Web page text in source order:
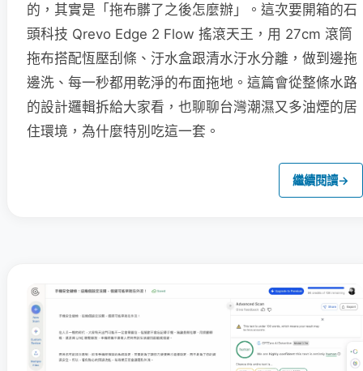
的，其實是「拖布髒了之後怎麼辦」。這次要開箱的石
頭科技 Qrevo Edge 2 Flow 搖滾天王，用 27cm 滾筒
拖布搭配恆壓刮條、汙水盒跟清水汙水分離，做到邊拖
邊洗、每一秒都用乾淨的布面拖地。這篇會從整條水路
的設計邏輯拆給大家看，也聊聊台灣潮濕又多油煙的居
住環境，為什麼特別吃這一套。
繼續閱讀→